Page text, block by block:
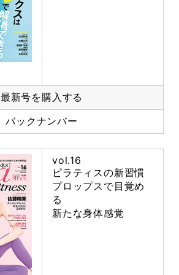
最新号を購入する
バックナンバー
vol.16
ピラティスの新習慣
プロップスで目覚め
る
新たな身体感覚